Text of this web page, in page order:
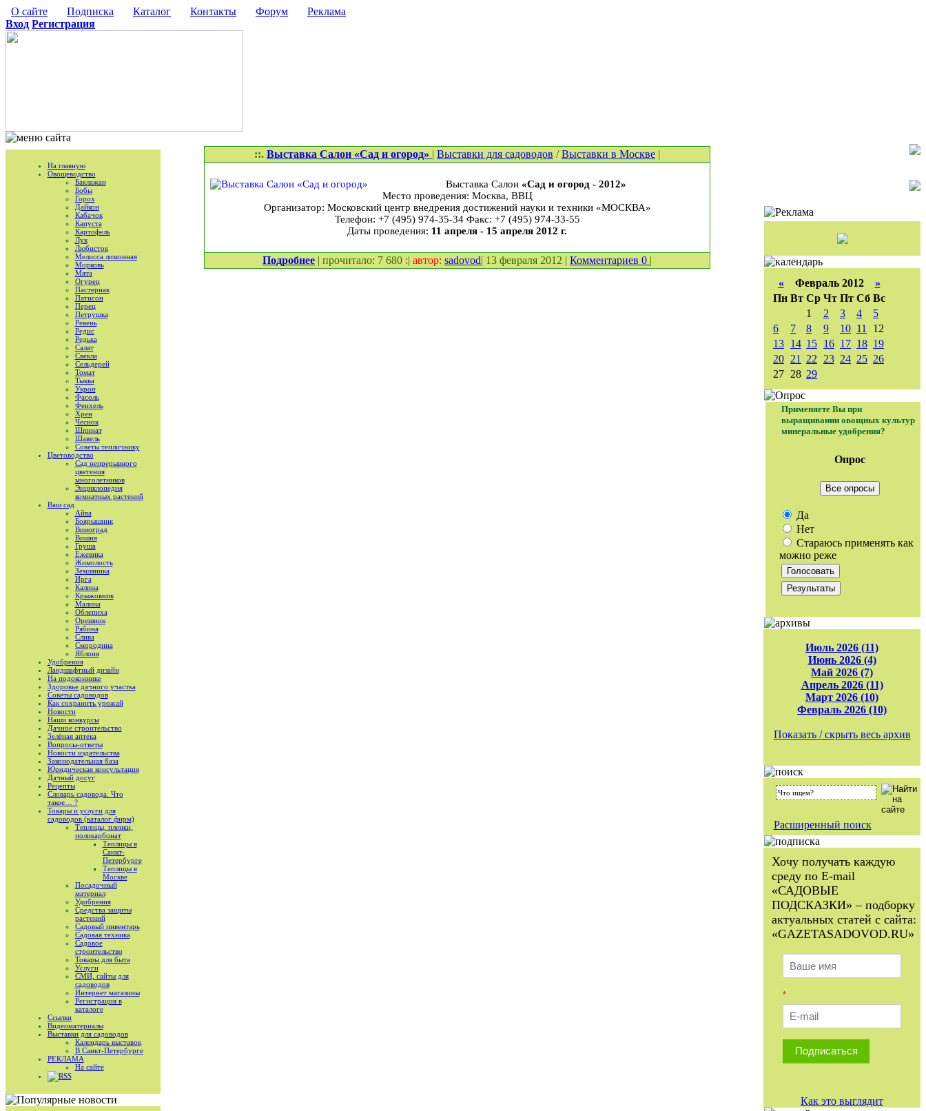
О сайте Подписка Каталог Контакты Форум
Реклама
Вход Регистрация
На главную
Овощеводство
Баклажан
Бобы
Горох
Дайкон
Кабачок
Капуста
Картофель
Лук
Любисток
Мелисса лимонная
Морковь
Мята
Огурец
Пастернак
Патисон
Перец
Петрушка
Ревень
Редис
Редька
Салат
Свекла
Сельдерей
Томат
Тыква
Укроп
Фасоль
Фенхель
Хрен
Чеснок
Шпинат
Шавель
Советы тепличнику
Цветоводство
Сад непрерывного
цветения
многолетников
Энциклопедия
комнатных растений
Ваш сад
Айва
Боярышник
Виноград
Вишня
Груша
Ежевика
Жимолость
Земляника
Ирга
Калина
Крыжовник
Малина
Облепиха
Орешник
Рябина
Слива
Смородина
Яблоня
Удобрения
Ландшафтный дизайн
На подоконнике
Здоровье дачного участка
Советы садоводов
Как сохранить урожай
Новости
Наши конкурсы
Дачное строительство
Зелёная аптека
Вопросы-ответы
Новости издательства
Законодательная база
Юридическая консультация
Дачный досуг
Рецепты
Словарь садовода. Что
такое… ?
Товары и услуги для
садоводов (каталог фирм)
Теплицы, пленки,
поликарбонат
Теплицы в
Санкт-
Петербурге
Теплицы в
Москве
Посадочный
материал
Удобрения
Средства защиты
растений
Садовый инвентарь
Садовая техника
Садовое
строительство
Товары для быта
Услуги
СМИ, сайты для
садоводов
Интернет магазины
Регистрация в
каталоге
Ссылки
Видеоматериалы
Выставки для садоводов
Календарь выставок
В Санкт-Петербурге
РЕКЛАМА
На сайте
RSS
::. Выставка Салон «Сад и огород» | Выставки для садоводов /Выставки в Москве |
Выставка Салон «Сад и огород - 2012»
Место проведения: Москва, ВВЦ
Организатор: Московский центр внедрения достижений науки и техники «МОСКВА»
Телефон: +7 (495) 974-35-34 Факс: +7 (495) 974-33-55
Даты проведения: 11 апреля - 15 апреля 2012 г.
Подробнее | прочитало: 7 680 :| автор: sadovod| 13 февраля 2012 | Комментариев 0 |
«Февраль 2012 »
Пн Вт Ср Чт Пт Сб Вс
1
2 3 4
5
6
7 8 9 10 11
12
13 14 15 16 17 18 19
20 21 22 23 24 25 26
27 28 29
Применяете Вы при
выращивании овощных культур
минеральные удобрения?
Опрос
Все опросы
Да
Нет
Стараюсь применять как
можно реже
Июль 2026 (11)
Июнь 2026 (4)
Май 2026 (7)
Апрель 2026 (11)
Март 2026 (10)
Февраль 2026 (10)
Показать / скрыть весь архив
Расширенный поиск
Хочу получать каждую
среду по E-mail
«САДОВЫЕ
ПОДСКАЗКИ» – подборку
актуальных статей с сайта:
«GAZETASADOVOD.RU»
*
Подписаться
Как это выглядит